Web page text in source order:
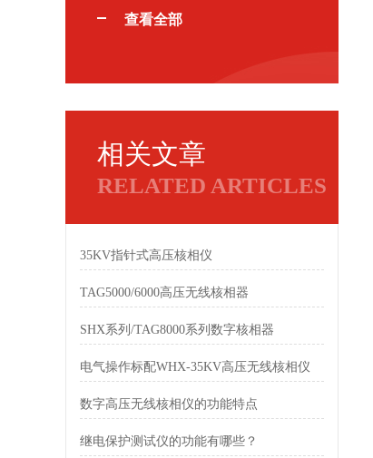
查看全部
相关文章
RELATED ARTICLES
35KV指针式高压核相仪
TAG5000/6000高压无线核相器
SHX系列/TAG8000系列数字核相器
电气操作标配WHX-35KV高压无线核相仪
数字高压无线核相仪的功能特点
继电保护测试仪的功能有哪些？